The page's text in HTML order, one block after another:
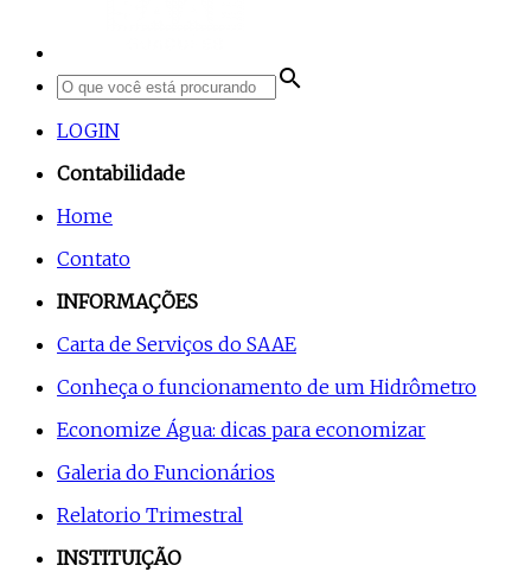
search
LOGIN
Contabilidade
Home
Contato
INFORMAÇÕES
Carta de Serviços do SAAE
Conheça o funcionamento de um Hidrômetro
Economize Água: dicas para economizar
Galeria do Funcionários
Relatorio Trimestral
INSTITUIÇÃO